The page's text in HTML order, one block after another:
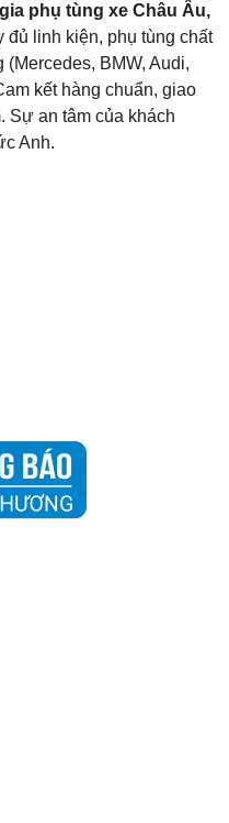
phụ tùng xe Châu Âu,
đủ linh kiện, phụ tùng chất
BMW, Audi,
kết hàng chuẩn, giao
Sự an tâm của khách
Anh.